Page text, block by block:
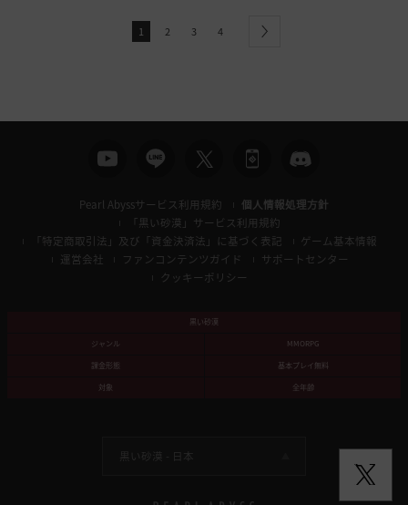
1 2 3 4 next
Pearl Abyssサービス利用規約
個人情報処理方針
「黒い砂漠」サービス利用規約
「特定商取引法」及び「資金決済法」に基づく表記
ゲーム基本情報
運営会社
ファンコンテンツガイド
サポートセンター
クッキーポリシー
黒い砂漠
ジャンル
MMORPG
課金形態
基本プレイ無料
対象
全年齢
黒い砂漠 - 日本